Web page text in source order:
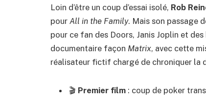
Loin d’être un coup d’essai isolé, Rob
pour All in the Family. Mais son passage
pour ce fan des Doors, Janis Joplin et
documentaire façon Matrix, avec cette
réalisateur fictif chargé de chroniquer la
🎬 Premier film : coup de poker